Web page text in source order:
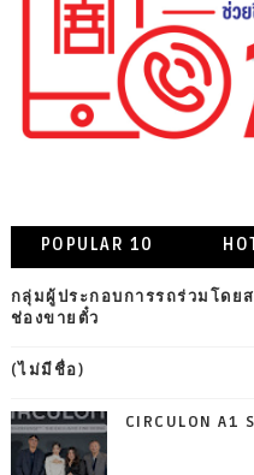
POPULAR 10
กลุ่มผู้ประกอบการรถร่วมโดย
ช่องขายตั๋ว
(ไม่มีชื่อ)
CIRCULON A1